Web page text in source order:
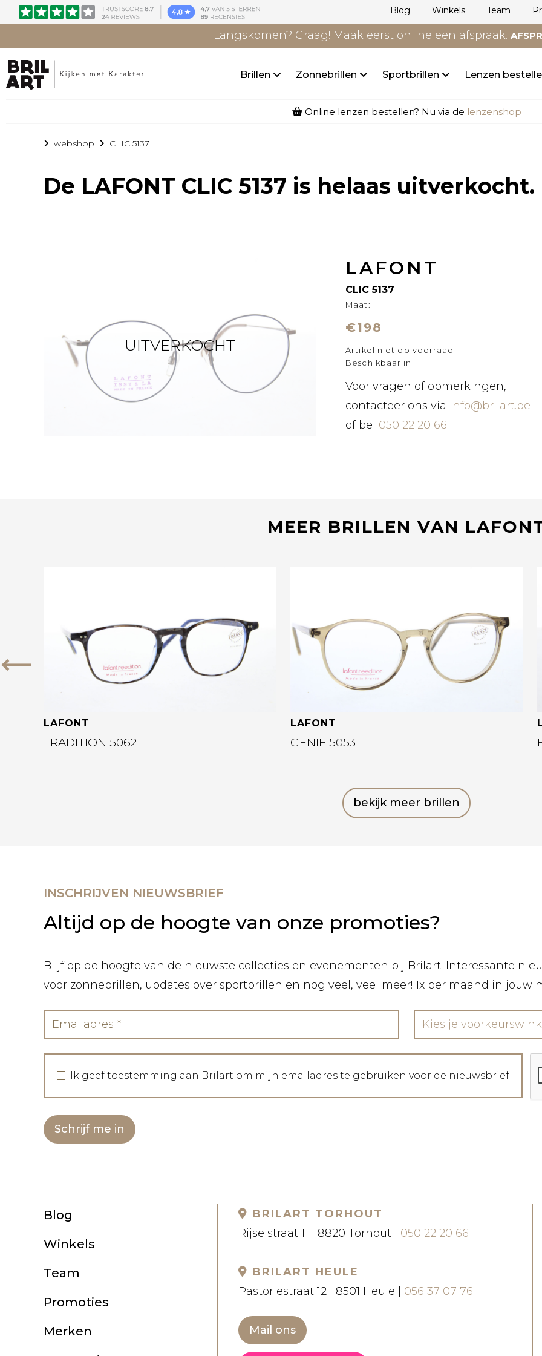
Blog Winkels Team
Langskomen? Graag! Maak eerst online een afspraak.
Brillen Zonnebrillen Sportbrillen Lenzen
Online lenzen bestellen? Nu via de lenzenshop
webshop CLIC 5137
De LAFONT CLIC 5137 is helaas uitverkocht.
UITVERKOCHT
LAFONT
CLIC 5137
Maat:
€198
Artikel niet op voorraad
Beschikbaar in
Voor vragen of opmerkingen,
contacteer ons via info@brilart.be
of bel 050 22 20 66
MEER BRILLEN VAN
Vorige
LAFONT
TRADITION 5062
LAFONT
GENIE 5053
bekijk meer brillen
INSCHRIJVEN NIEUWSBRIEF
Altijd op de hoogte van onze promoties?
Blijf op de hoogte van de nieuwste collecties en evenementen bij Brilart. Interessante
voor zonnebrillen, updates over sportbrillen en nog veel, veel meer! 1x per maand in jouw
Kies je
Ik geef toestemming aan Brilart om mijn emailadres te gebruiken voor de nieuwsbrief
Schrijf me in
Blog
Winkels
Team
Promoties
Merken
BRILART TORHOUT
Rijselstraat 11 | 8820 Torhout | 050 22 20 66
BRILART HEULE
Pastoriestraat 12 | 8501 Heule | 056 37 07 76
Mail ons